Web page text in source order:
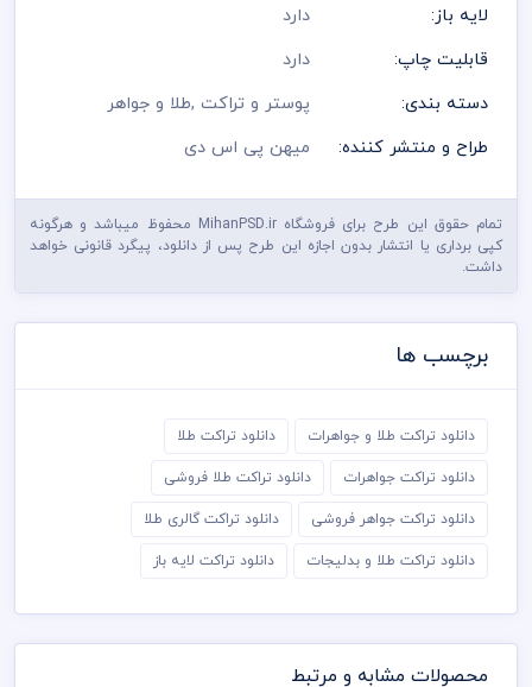
لایه باز:
دارد
قابلیت چاپ:
دارد
دسته بندی:
پوستر و تراکت,طلا و جواهر
طراح و منتشر کننده:
میهن پی اس دی
تمام حقوق این طرح برای فروشگاه MihanPSD.ir محفوظ میباشد و هرگونه
کپی برداری یا انتشار بدون اجازه این طرح پس از دانلود، پیگرد قانونی خواهد
داشت.
برچسب ها
دانلود تراکت طلا و جواهرات دانلود تراکت طلا
دانلود تراکت جواهرات دانلود تراکت طلا فروشی
دانلود تراکت جواهر فروشی دانلود تراکت گالری طلا
دانلود تراکت طلا و بدلیجات دانلود تراکت لایه باز
محصولات مشابه و مرتبط